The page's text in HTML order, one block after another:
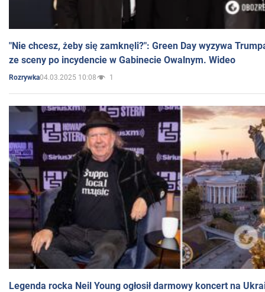
"Nie chcesz, żeby się zamknęli?": Green Day wyzywa
ze sceny po incydencie w Gabinecie Owalnym. Wideo
Rozrywka04.03.2025 10:08 1
Legenda rocka Neil Young ogłosił darmowy koncert na